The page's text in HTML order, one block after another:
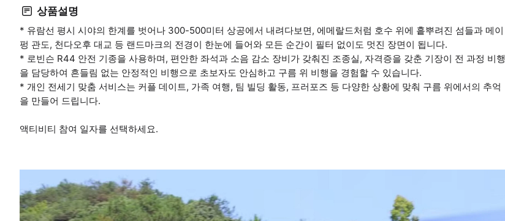
상품설명
* 유람선 평시 시야의 한계를 벗어나 300-500미터 상공에서 내려다보면, 에메랄드처럼 호수 위에 흩뿌려진 섬들과 메이
펑 관도, 천다오후 대교 등 랜드마크의 전경이 한눈에 들어와 모든 순간이 필터 없이도 멋진 장면이 됩니다.
* 로빈슨 R44 안전 기종을 사용하며, 편안한 좌석과 소음 감소 장비가 갖춰진 조종실, 자격증을 갖춘 기장이 전 과정 비행
을 담당하여 흔들림 없는 안정적인 비행으로 초보자도 안심하고 구름 위 비행을 경험할 수 있습니다.
* 개인 전세기 맞춤 서비스는 커플 데이트, 가족 여행, 팀 빌딩 활동, 프러포즈 등 다양한 상황에 맞춰 구름 위에서의 추억
을 만들어 드립니다.
액티비티 참여 일자를 선택하세요.